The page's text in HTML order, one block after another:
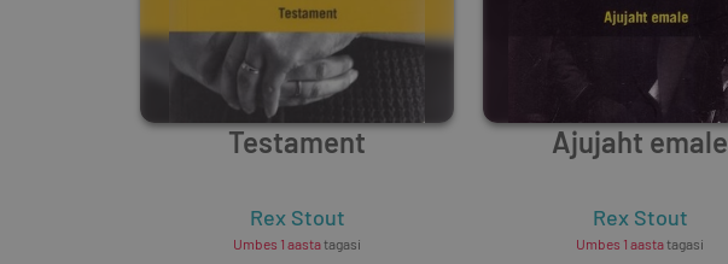
Testament
Rex Stout
Umbes 1 aastatagasi
Ajujaht emale
Rex Stout
Umbes 1 aastatagasi